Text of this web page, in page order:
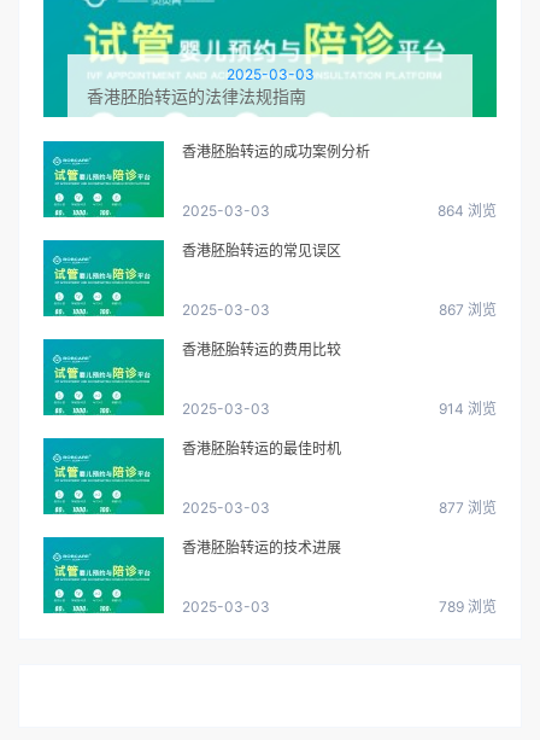
2025-03-03
香港胚胎转运的法律法规指南
香港胚胎转运的成功案例分析
2025-03-03 864 浏览
香港胚胎转运的常见误区
2025-03-03 867 浏览
香港胚胎转运的费用比较
2025-03-03 914 浏览
香港胚胎转运的最佳时机
2025-03-03 877 浏览
香港胚胎转运的技术进展
2025-03-03 789 浏览